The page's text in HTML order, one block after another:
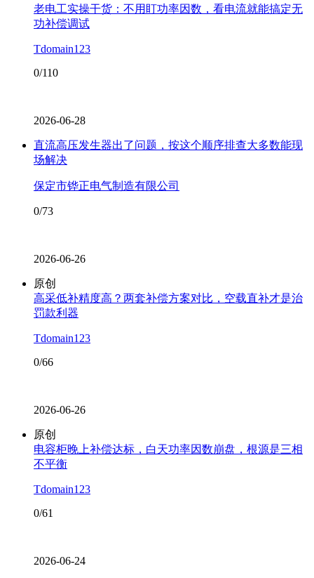
老电工实操干货：不用盯功率因数，看电流就能搞定无
功补偿调试
Tdomain123
0/110
2026-06-28
直流高压发生器出了问题，按这个顺序排查大多数能现
场解决
保定市铧正电气制造有限公司
0/73
2026-06-26
原创
高采低补精度高？两套补偿方案对比，空载直补才是治
罚款利器
Tdomain123
0/66
2026-06-26
原创
电容柜晚上补偿达标，白天功率因数崩盘，根源是三相
不平衡
Tdomain123
0/61
2026-06-24